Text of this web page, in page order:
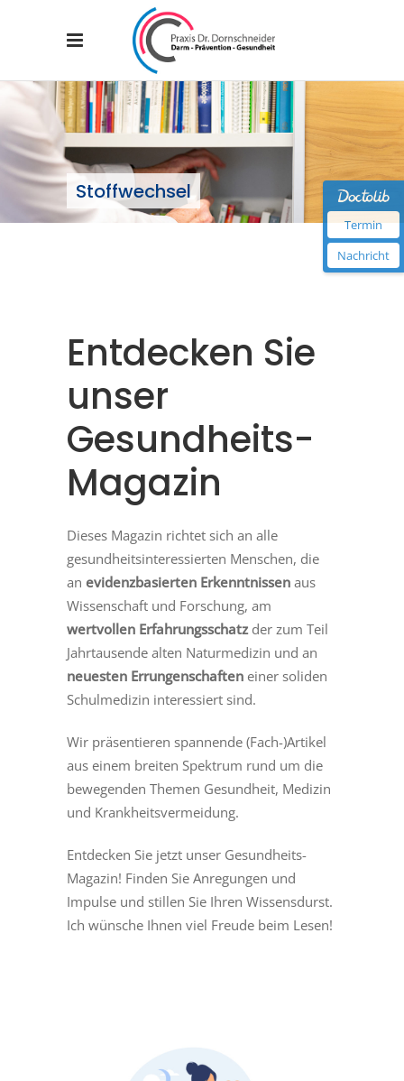
Stoffwechsel
Entdecken Sie
unser
Gesundheits-
Magazin
Dieses Magazin richtet sich an alle
gesundheitsinteressierten Menschen, die
an evidenzbasierten Erkenntnissen aus
Wissenschaft und Forschung, am
wertvollen Erfahrungsschatz der zum Teil
Jahrtausende alten Naturmedizin und an
neuesten Errungenschaften einer soliden
Schulmedizin interessiert sind.
Wir präsentieren spannende (Fach-)Artikel
aus einem breiten Spektrum rund um die
bewegenden Themen Gesundheit, Medizin
und Krankheitsvermeidung.
Entdecken Sie jetzt unser Gesundheits-
Magazin! Finden Sie Anregungen und
Impulse und stillen Sie Ihren Wissensdurst.
Ich wünsche Ihnen viel Freude beim Lesen!
Termin
Nachricht